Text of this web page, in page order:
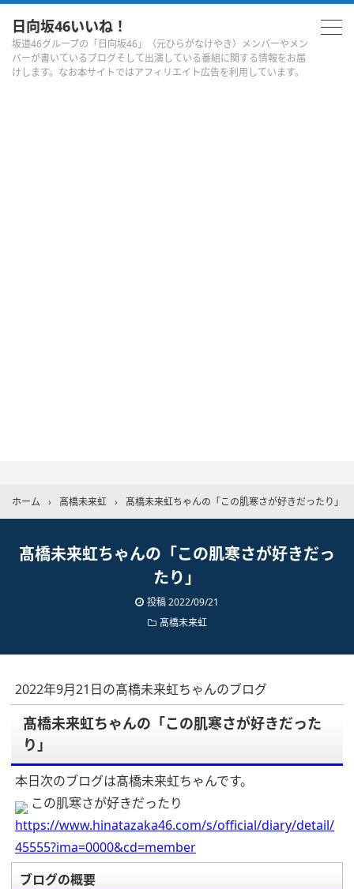
日向坂46いいね！
坂道46グループの「日向坂46」（元ひらがなけやき）メンバーやメン
バーが書いているブログそして出演している番組に関する情報をお届
けします。なお本サイトではアフィリエイト広告を利用しています。
ホーム › 髙橋未来虹 › 髙橋未来虹ちゃんの「この肌寒さが好きだったり」
髙橋未来虹ちゃんの「この肌寒さが好きだっ
たり」
投稿2022/09/21
髙橋未来虹
2022年9月21日の髙橋未来虹ちゃんのブログ
髙橋未来虹ちゃんの「この肌寒さが好きだった
り」
本日次のブログは髙橋未来虹ちゃんです。
この肌寒さが好きだったり
https://www.hinatazaka46.com/s/official/diary/detail/
45555?ima=0000&cd=member
ブログの概要